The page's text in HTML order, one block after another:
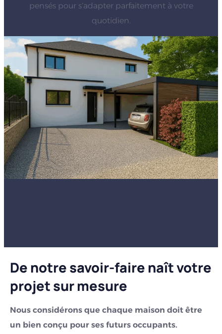
pensés pour s’adapter parfaitement à votre
quotidien.
De notre savoir-faire naît votre
projet sur mesure
Nous considérons que chaque maison doit être
un bien conçu pour ses futurs occupants.